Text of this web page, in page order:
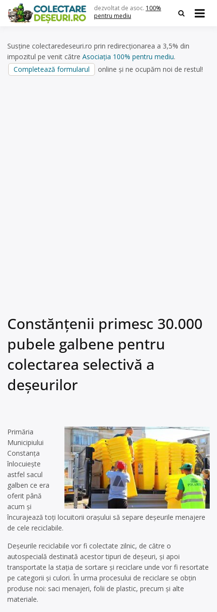
content
dezvoltat de asoc. 100%
pentru mediu
Susține colectaredeseuri.ro prin redirecționarea a 3,5% din
impozitul pe venit către Asociația 100% pentru mediu.
Completează formularul
online și ne ocupăm noi de restul!
Constănțenii primesc 30.000
pubele galbene pentru
colectarea selectivă a
deșeurilor
Primăria
Municipiului
Constanța
înlocuiește
astfel sacul
galben ce era
oferit până
acum și
încurajează toți locuitorii orașului să separe deșeurile menajere
de cele reciclabile.
Deșeurile reciclabile vor fi colectate zilnic, de către o
autospecială destinată acestor tipuri de deșeuri, și apoi
transportate la stația de sortare și reciclare unde vor fi resortate
pe categorii și culori. În urma procesului de reciclare se obțin
produse noi: saci menajeri, folii de plastic, precum și alte
materiale.